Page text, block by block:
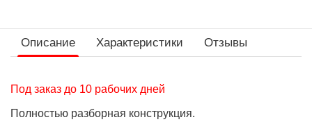
Описание Характеристики Отзывы
Под заказ до 10 рабочих дней
Полностью разборная конструкция.